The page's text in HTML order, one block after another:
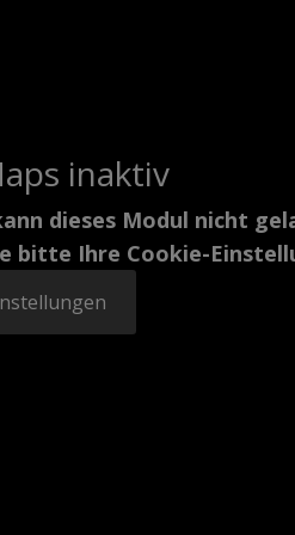
inaktiv
dieses Modul nicht
bitte Ihre Cookie-